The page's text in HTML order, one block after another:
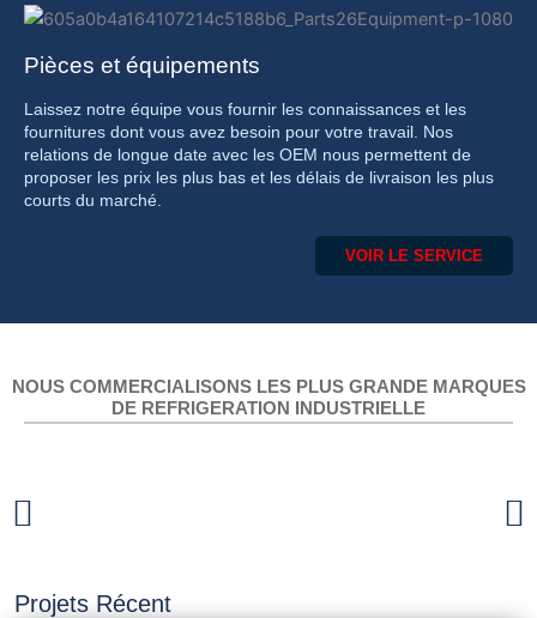
Pièces et équipements
Laissez notre équipe vous fournir les connaissances et les
fournitures dont vous avez besoin pour votre travail. Nos
relations de longue date avec les OEM nous permettent de
proposer les prix les plus bas et les délais de livraison les plus
courts du marché.
VOIR LE SERVICE
NOUS COMMERCIALISONS LES PLUS GRANDE MARQUES
DE REFRIGERATION INDUSTRIELLE
Projets Récent